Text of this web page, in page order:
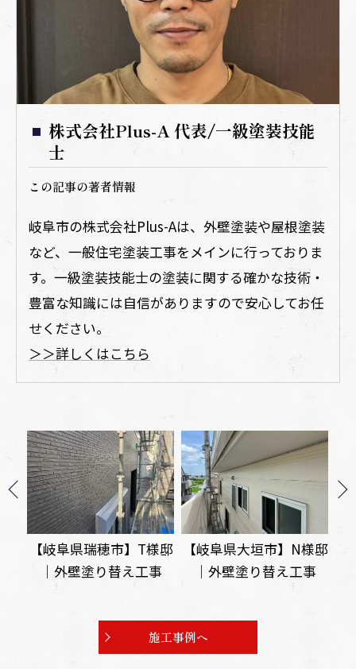
株式会社Plus-A 代表/一級塗装技能
士
この記事の著者情報
岐阜市の株式会社Plus-Aは、外壁塗装や屋根塗装
など、一般住宅塗装工事をメインに行っておりま
す。一級塗装技能士の塗装に関する確かな技術・
豊富な知識には自信がありますので安心してお任
せください。
＞＞詳しくはこちら
【岐阜県大垣市】N様邸
｜外壁塗り替え工事
【岐阜県本巣市】I様邸
｜外壁塗り替え工事
施工事例へ